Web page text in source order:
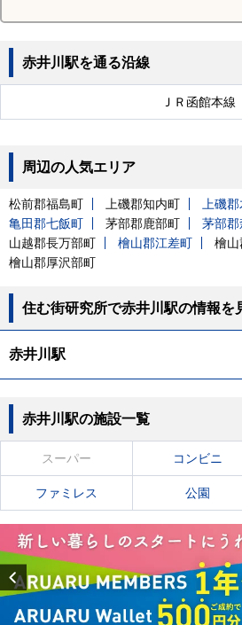
赤井川駅を通る沿線
ＪＲ函館本線
周辺の人気エリア
松前郡福島町 上磯郡知内町
上磯
亀田郡七飯町
茅部郡鹿部町 茅部郡
山越郡長万部町
檜山郡江差町
檜山
檜山郡厚沢部町
住む街研究所で赤井川駅の情報を
赤井川駅
赤井川駅の施設一覧
スーパー コンビニ
ファミレス 公園
Previous